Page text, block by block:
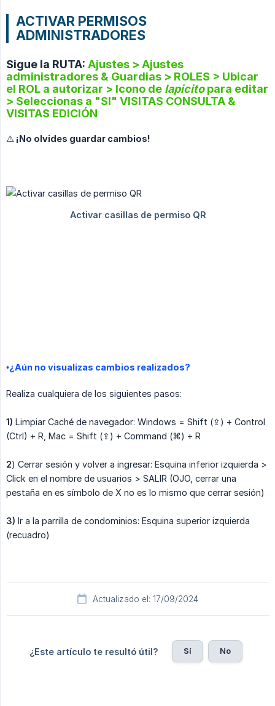
ACTIVAR PERMISOS
ADMINISTRADORES
Sigue la RUTA: Ajustes > Ajustes
administradores & Guardias > ROLES > Ubicar
el ROL a autorizar > Icono de lapicitopara editar
> Seleccionas a "SI" VISITAS CONSULTA &
VISITAS EDICIÓN
⚠️ ¡No olvides guardar cambios!
•¿Aún no visualizas cambios realizados?
Realiza cualquiera de los siguientes pasos:
1) Limpiar Caché de navegador: Windows = Shift (⇪) + Control
(Ctrl) + R, Mac = Shift (⇪) + Command (⌘) + R
2) Cerrar sesión y volver a ingresar: Esquina inferior izquierda >
Click en el nombre de usuarios > SALIR (OJO, cerrar una
pestaña en es símbolo de X no es lo mismo que cerrar sesión)
3) Ir a la parrilla de condominios: Esquina superior izquierda
(recuadro)
Actualizado el: 17/09/2024
¿Este artículo te resultó útil? Sí No